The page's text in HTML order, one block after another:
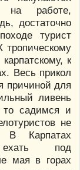
на работе,
достаточно
турист
тропическому
к
Весь прикол
причиной для
ливень
то садимся и
не
В Карпатах
под
мая в горах